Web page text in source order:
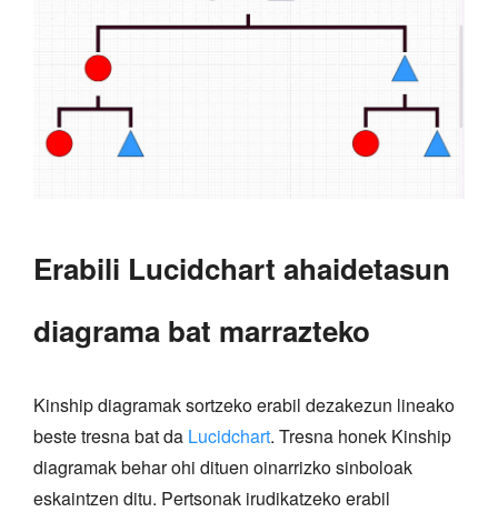
Erabili Lucidchart ahaidetasun
diagrama bat marrazteko
Kinship diagramak sortzeko erabil dezakezun lineako
beste tresna bat da Lucidchart. Tresna honek Kinship
diagramak behar ohi dituen oinarrizko sinboloak
eskaintzen ditu. Pertsonak irudikatzeko erabil